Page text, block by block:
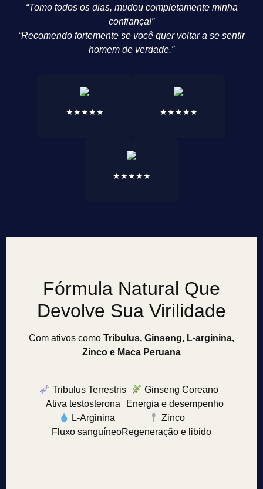
“Tomo todos os dias, mudou completamente minha
confiança!”
“Recomendo fortemente se você quer voltar a se sentir
homem de verdade.”
★★★★★ ★★★★★
★★★★★
Fórmula Natural Que
Devolve Sua Virilidade
Com ativos como Tribulus, Ginseng, L-arginina,
Zinco e Maca Peruana
Tribulus Terrestris
Ativa testosterona
Ginseng Coreano
Energia e desempenho
L-Arginina
Fluxo sanguíneo
Zinco
Regeneração e libido